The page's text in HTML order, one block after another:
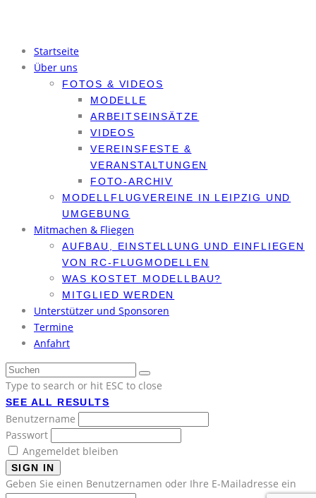
Startseite
Über uns
FOTOS & VIDEOS
MODELLE
ARBEITSEINSÄTZE
VIDEOS
VEREINSFESTE &
VERANSTALTUNGEN
FOTO-ARCHIV
MODELLFLUGVEREINE IN LEIPZIG UND
UMGEBUNG
Mitmachen & Fliegen
AUFBAU, EINSTELLUNG UND EINFLIEGEN
VON RC-FLUGMODELLEN
WAS KOSTET MODELLBAU?
MITGLIED WERDEN
Unterstützer und Sponsoren
Termine
Anfahrt
Type to search or hit ESC to close
SEE ALL RESULTS
Benutzername
Passwort
Angemeldet bleiben
SIGN IN
Geben Sie einen Benutzernamen oder Ihre E-Mailadresse ein